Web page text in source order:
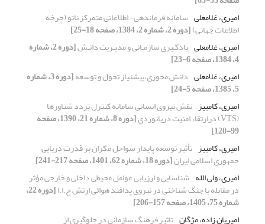
امیری، غلامعلی سامانه فرماندهی- اطلاعاتی متمرکز ناتو (چرخه
اطلاعات جهانی)[دوره 2، شماره 2، 1384، صفحه 18-25]
امیری، غلامعلی یادگـیری سازمـانی و مدیـریت دانـش [دوره 2، شماره
4، 1384، صفحه 6-23]
امیری، غلامعلی دانش محوری،پیشنیاز تحول و توسعه [دوره 3، شماره
5، 1385، صفحه 5-24]
امیری، کامبیز نقش نیروی انسانی سامانه کنترل تردد شناورها
(VTS) درارتقاء امنیت دریانوردی [دوره 8، شماره 21، 1390، صفحه
99-120]
امیری، کامبیز تأثیر توسعه پایدار سواحل مکران بر قدرت دریایی
جمهوری اسلامی ایران[دوره 18، شماره 62، 1401، صفحه 217-241]
امیری، ولی الله شناسایی و ارزیابی عوامل محیطی داخلی و خارجی مؤثر
در مقابله با جنگ شناختی در نیروی پدافند هوائی ارتش ج.ا.ا [دوره 22،
شماره 75، 1405، صفحه 157-206]
امیریان زاده، مژگان تاثیر فرهنگ سازمانی در جلوگیری از